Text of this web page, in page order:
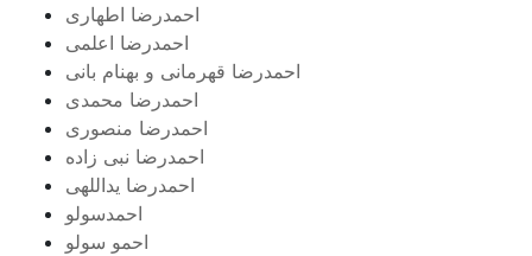
احمدرضا اطهاری
احمدرضا اعلمی
احمدرضا قهرمانی و بهنام بانی
احمدرضا محمدی
احمدرضا منصوری
احمدرضا نبی زاده
احمدرضا یداللهی
احمدسولو
احمو سولو